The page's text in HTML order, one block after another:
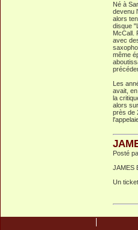
Né à
devenu
alors
disque
McCall.
avec
même
Les
avait,
la
alors
près de
Posté
JAMES
Un